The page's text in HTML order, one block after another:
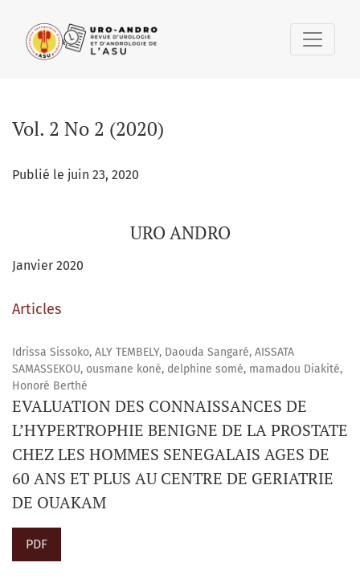
Vol. 2 No 2 (2020)
Publié le juin 23, 2020
URO ANDRO
Janvier 2020
Articles
Idrissa Sissoko, ALY TEMBELY, Daouda Sangaré, AISSATA
SAMASSEKOU, ousmane koné, delphine somé, mamadou Diakité,
Honoré Berthé
EVALUATION DES CONNAISSANCES DE
L’HYPERTROPHIE BENIGNE DE LA PROSTATE
CHEZ LES HOMMES SENEGALAIS AGES DE
60 ANS ET PLUS AU CENTRE DE GERIATRIE
DE OUAKAM
PDF